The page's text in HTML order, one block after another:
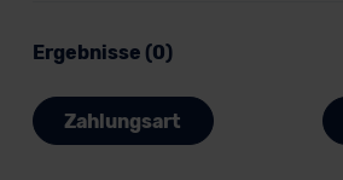
Ergebnisse (0)
Zahlungsart